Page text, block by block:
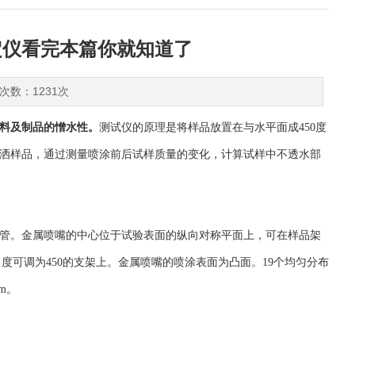
看完本篇你就知道了
数：1231次
及制品的憎水性。 测试仪的原理是将样品放置在与水平面成450度
样品，通过测量喷涂前后试样质量的变化，计算试样中不透水部
金属喷嘴的中心位于试验表面的纵向对称平面上，可在样品架
可调为450的支架上。金属喷嘴的喷涂表面为凸面。19个均匀分布